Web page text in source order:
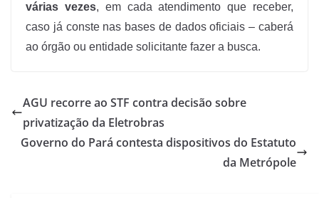
várias vezes, em cada atendimento que receber,
caso já conste nas bases de dados oficiais – caberá
ao órgão ou entidade solicitante fazer a busca.
AGU recorre ao STF contra decisão sobre
privatização da Eletrobras
Governo do Pará contesta dispositivos do Estatuto
da Metrópole